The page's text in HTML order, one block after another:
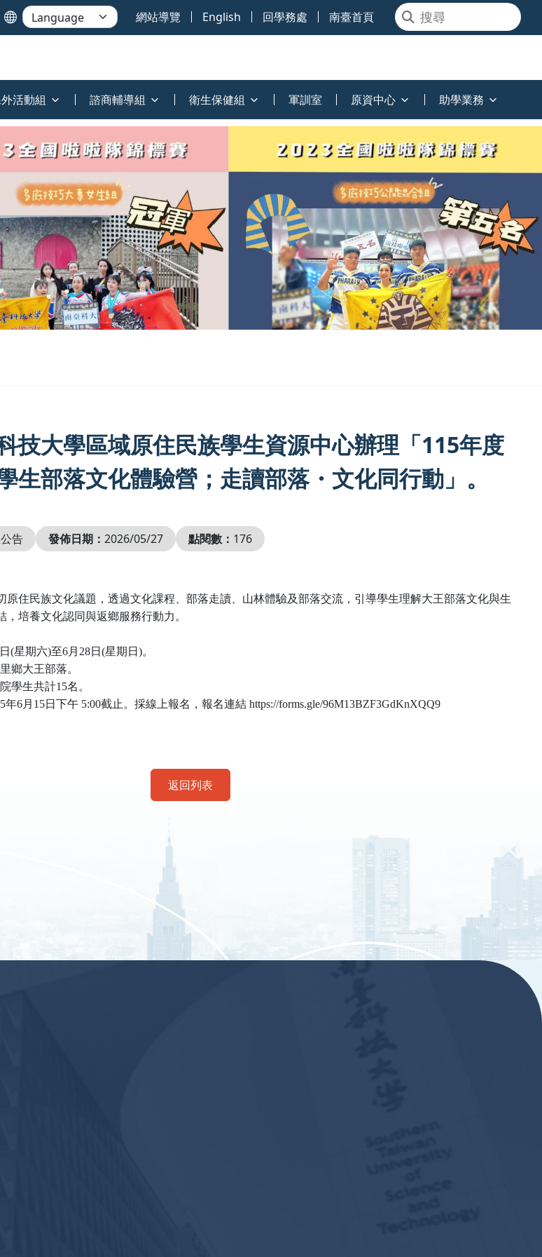
網站導覽 English 回學務處 南臺首頁
活動組 諮商輔導組 衛生保健組 軍訓室 原資中心 助學業務
技大學區域原住民族學生資源中心辦理「115年度
生部落文化體驗營；走讀部落・文化同行動」。
告 發佈日期： 2026/05/27 點閱數： 176
原住民族文化議題，透過文化課程、部落走讀、山林體驗及部落交流，引導學生理解大王部落文化與生
培養文化認同與返鄉服務行動力。
(星期六)至6月28日(星期日)。
鄉大王部落。
學生共計15名。
6月15日下午 5:00截止。採線上報名，報名連結 https://forms.gle/96M13BZF3GdKnXQQ9
返回列表